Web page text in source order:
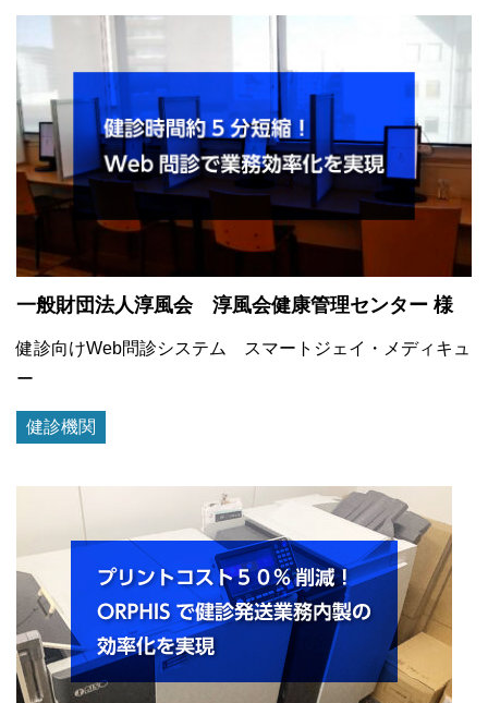
一般財団法人淳風会 淳風会健康管理センター 様
健診向けWeb問診システム スマートジェイ・メディキュ
ー
健診機関